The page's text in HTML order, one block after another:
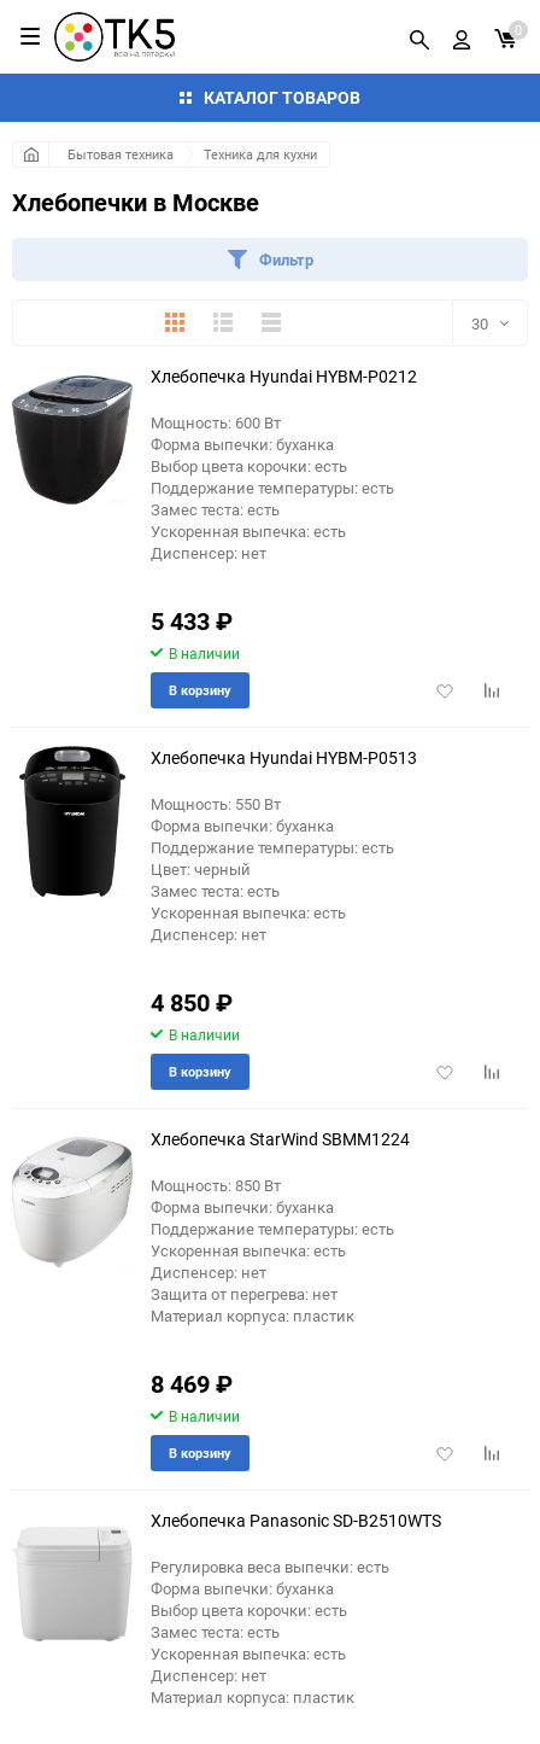
КАТАЛОГ ТОВАРОВ
0
Бытовая техника Техника для кухни
Хлебопечки в Москве
Фильтр
ПлиткаПодробноКомпактно 30
Хлебопечка Hyundai HYBM-P0212
Мощность: 600 Вт
Форма выпечки: буханка
Выбор цвета корочки: есть
Поддержание температуры: есть
Замес теста: есть
Ускоренная выпечка: есть
Диспенсер: нет
5 433₽
В наличии
Добавить
В корзину
еще 1 фото
Хлебопечка Hyundai HYBM-P0513
Мощность: 550 Вт
Форма выпечки: буханка
Поддержание температуры: есть
Цвет: черный
Замес теста: есть
Ускоренная выпечка: есть
Диспенсер: нет
4 850₽
В наличии
Добавить
В корзину
еще 2 фото
Хлебопечка StarWind SBMM1224
Мощность: 850 Вт
Форма выпечки: буханка
Поддержание температуры: есть
Ускоренная выпечка: есть
Диспенсер: нет
Защита от перегрева: нет
Материал корпуса: пластик
8 469₽
В наличии
Добавить
В корзину
Хлебопечка Panasonic SD-B2510WTS
Регулировка веса выпечки: есть
Форма выпечки: буханка
Выбор цвета корочки: есть
Замес теста: есть
Ускоренная выпечка: есть
Диспенсер: нет
Материал корпуса: пластик